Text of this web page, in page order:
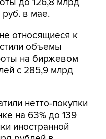
относящиеся к
на биржевом
с 285,9 млрд
нетто-покупки
иностранной
рублей в
этом на